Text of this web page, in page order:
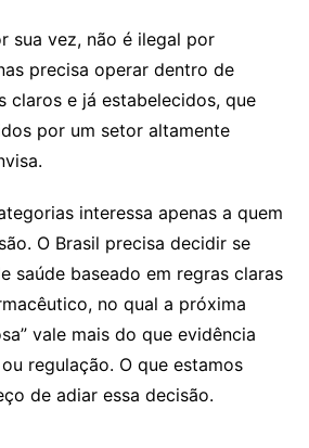
sua vez, não é ilegal por
precisa operar dentro de
claros e já estabelecidos, que
por um setor altamente
interessa apenas a quem
O Brasil precisa decidir se
saúde baseado em regras claras
no qual a próxima
vale mais do que evidência
regulação. O que estamos
de adiar essa decisão.